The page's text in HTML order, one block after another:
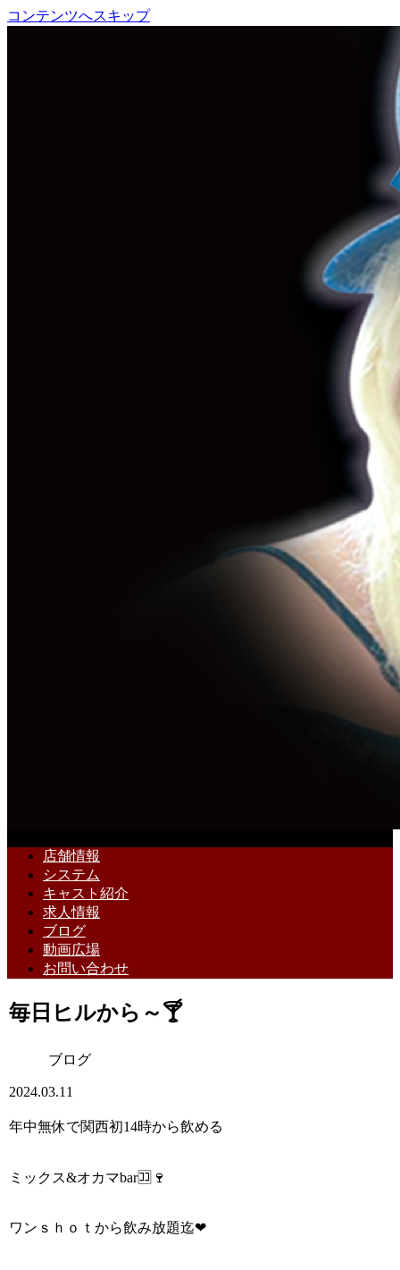
コンテンツへスキップ
店舗情報
システム
キャスト紹介
求人情報
ブログ
動画広場
お問い合わせ
毎日ヒルから～🍸
ブログ
2024.03.11
年中無休で関西初14時から飲める
ミックス&オカマbar🈁🍷
ワンｓｈｏｔから飲み放題迄❤